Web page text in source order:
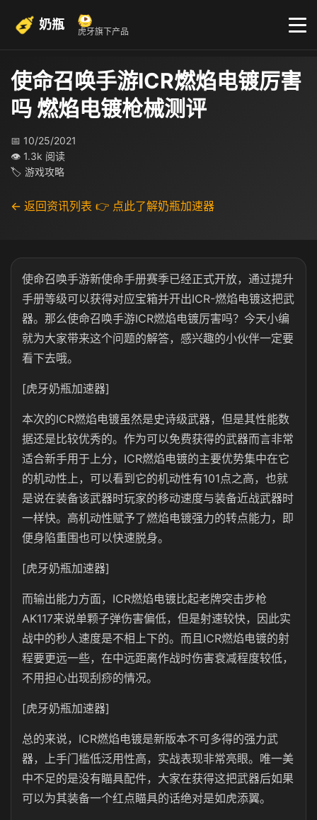
奶瓶 虎牙旗下产品
使命召唤手游ICR燃焰电镀厉害
吗 燃焰电镀枪械测评
📅 10/25/2021
👁 1.3k 阅读
🏷 游戏攻略
← 返回资讯列表 👉 点此了解奶瓶加速器
使命召唤手游新使命手册赛季已经正式开放，通过提升
手册等级可以获得对应宝箱并开出ICR-燃焰电镀这把武
器。那么使命召唤手游ICR燃焰电镀厉害吗？今天小编
就为大家带来这个问题的解答，感兴趣的小伙伴一定要
看下去哦。
[虎牙奶瓶加速器]
本次的ICR燃焰电镀虽然是史诗级武器，但是其性能数
据还是比较优秀的。作为可以免费获得的武器而言非常
适合新手用于上分，ICR燃焰电镀的主要优势集中在它
的机动性上，可以看到它的机动性有101点之高，也就
是说在装备该武器时玩家的移动速度与装备近战武器时
一样快。高机动性赋予了燃焰电镀强力的转点能力，即
便身陷重围也可以快速脱身。
[虎牙奶瓶加速器]
而输出能力方面，ICR燃焰电镀比起老牌突击步枪
AK117来说单颗子弹伤害偏低，但是射速较快，因此实
战中的秒人速度是不相上下的。而且ICR燃焰电镀的射
程要更远一些，在中远距离作战时伤害衰减程度较低，
不用担心出现刮痧的情况。
[虎牙奶瓶加速器]
总的来说，ICR燃焰电镀是新版本不可多得的强力武
器，上手门槛低泛用性高，实战表现非常亮眼。唯一美
中不足的是没有瞄具配件，大家在获得这把武器后如果
可以为其装备一个红点瞄具的话绝对是如虎添翼。